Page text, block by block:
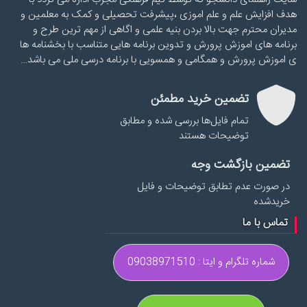
هدف افزایش علم و علم اموزی ،پیشرفت تحصیلی و کمک به معلمین و
مدیران محترم جهت بالا بردن بنیه علمی و اگاهی از مهم ترین طرح و
برنامه های اموزش پرورش و تدوین برنامه هایی متناسب با بخشنامه ها
ی اموزش پرورش و همگامی و همسویی با برنامه درسی ملی می باشد…
تضمین خرید مطمئن
تمام فایل‌ها بررسی شده و مطابق
توضیحات هستند
تضمین بازگشت وجه
در صورت عدم تطابق توضیحات و فایل
خریدشده
تماس با ما
شماره تلگرام و ایتا : 09038971510